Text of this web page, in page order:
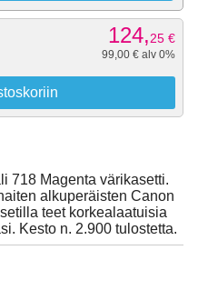
124,25 €
99,00 € alv 0%
718 Magenta värikasetti.
alkuperäisten Canon
teet korkealaatuisia
Kesto n. 2.900 tulostetta.